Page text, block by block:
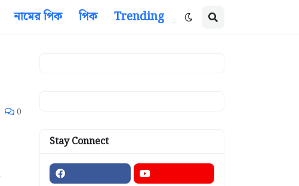
নামের পিক পিক Trending
0
Stay Connect